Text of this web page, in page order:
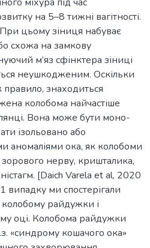
на 5–8 тижні вагітності.
цьому зіниця набуває
схожа на замкову
м’яз сфінктера зіниці
неушкодженим. Оскільки
правило, знаходиться
колобома найчастіше
Вона може бути моно-
ізольовано або
аномаліями ока, як колобоми
зорового нерву, кришталика,
[Daich Varela et al, 2020
випадку ми спостерігали
райдужки і
оці. Колобома райдужки
«синдрому кошачого ока»